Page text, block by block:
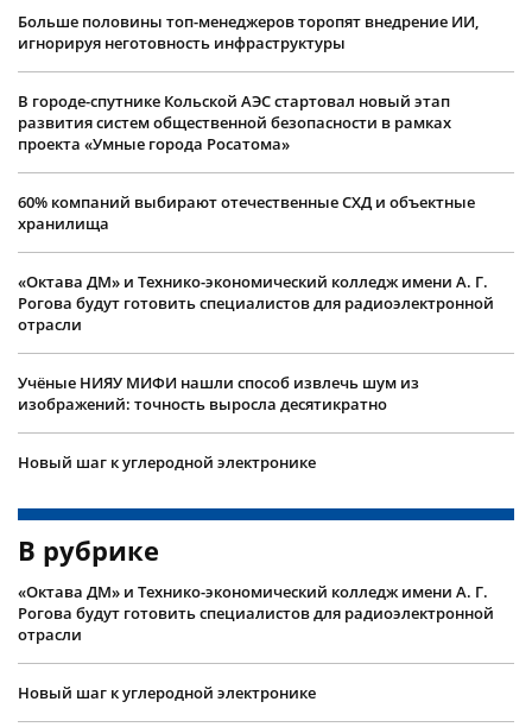
Больше половины топ-менеджеров торопят внедрение ИИ,
игнорируя неготовность инфраструктуры
В городе-спутнике Кольской АЭС стартовал новый этап
развития систем общественной безопасности в рамках
проекта «Умные города Росатома»
60% компаний выбирают отечественные СХД и объектные
хранилища
«Октава ДМ» и Технико-экономический колледж имени А. Г.
Рогова будут готовить специалистов для радиоэлектронной
отрасли
Учëные НИЯУ МИФИ нашли способ извлечь шум из
изображений: точность выросла десятикратно
Новый шаг к углеродной электронике
В рубрике
«Октава ДМ» и Технико-экономический колледж имени А. Г.
Рогова будут готовить специалистов для радиоэлектронной
отрасли
Новый шаг к углеродной электронике